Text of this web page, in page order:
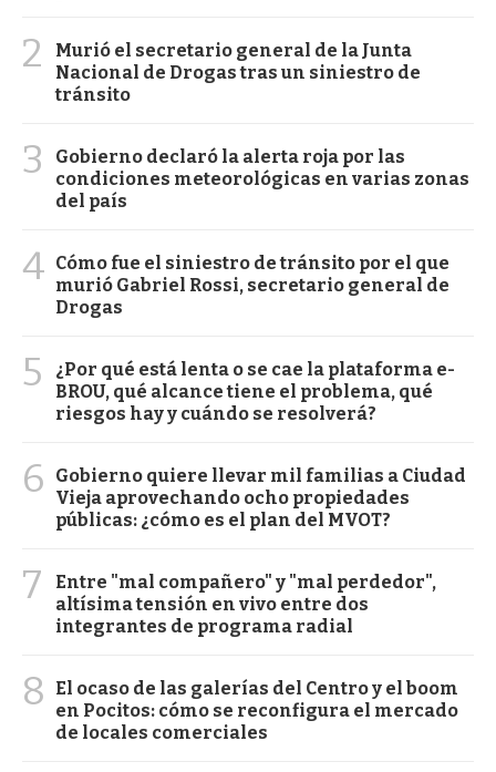
2
Murió el secretario general de la Junta
Nacional de Drogas tras un siniestro de
tránsito
3
Gobierno declaró la alerta roja por las
condiciones meteorológicas en varias zonas
del país
4 Cómo fue el siniestro de tránsito por el que
murió Gabriel Rossi, secretario general de
Drogas
5
¿Por qué está lenta o se cae la plataforma e-
BROU, qué alcance tiene el problema, qué
riesgos hay y cuándo se resolverá?
6
Gobierno quiere llevar mil familias a Ciudad
Vieja aprovechando ocho propiedades
públicas: ¿cómo es el plan del MVOT?
7
Entre "mal compañero" y "mal perdedor",
altísima tensión en vivo entre dos
integrantes de programa radial
8
El ocaso de las galerías del Centro y el boom
en Pocitos: cómo se reconfigura el mercado
de locales comerciales